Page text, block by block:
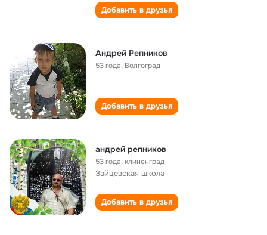
Добавить в друзья
Андрей Репников
53 года, Волгоград
Добавить в друзья
андрей репников
53 года,клиненград
Зайцевская школа
Добавить в друзья